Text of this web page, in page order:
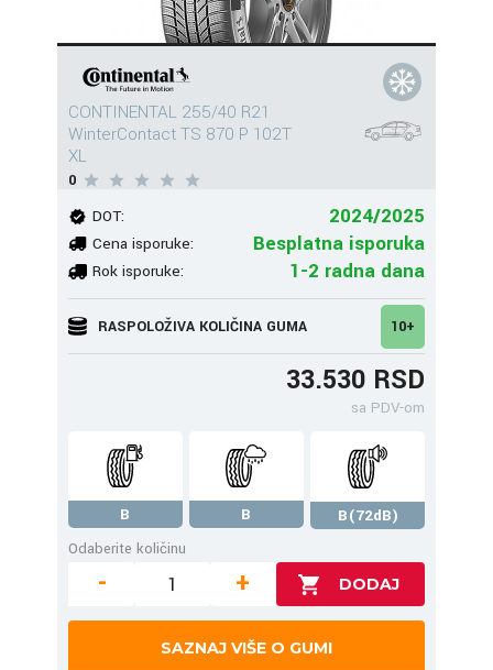
CONTINENTAL 255/40 R21
WinterContact TS 870 P 102T
XL
0
DOT: 2024/2025
Cena isporuke: Besplatna isporuka
Rok isporuke: 1-2 radna dana
RASPOLOŽIVA KOLIČINA GUMA 10+
33.530 RSD
sa PDV-om
B B
B(72dB)
Odaberite količinu
- +
SAZNAJ VIŠE O GUMI